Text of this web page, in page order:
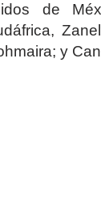
de
y